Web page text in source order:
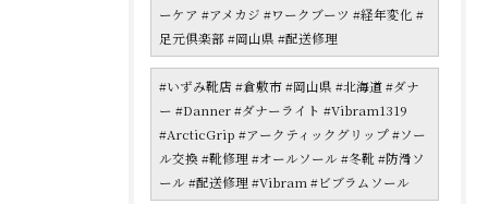
ーケア #アメカジ #ワークブーツ #経年変化 #
足元倶楽部 #岡山県 #配送修理
#いずみ靴店 #倉敷市 #岡山県 #北海道 #ダナ
ー #Danner #ダナーライト #Vibram1319
#ArcticGrip #アークティックグリップ #ソー
ル交換 #靴修理 #オールソール #冬靴 #防滑ソ
ール #配送修理 #Vibram #ビブラムソール